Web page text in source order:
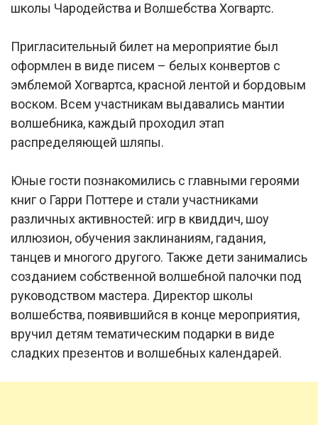
школы Чародейства и Волшебства Хогвартс.
Пригласительный билет на мероприятие был
оформлен в виде писем – белых конвертов с
эмблемой Хогвартса, красной лентой и бордовым
воском. Всем участникам выдавались мантии
волшебника, каждый проходил этап
распределяющей шляпы.
Юные гости познакомились с главными героями
книг о Гарри Поттере и стали участниками
различных активностей: игр в квиддич, шоу
иллюзион, обучения заклинаниям, гадания,
танцев и многого другого. Также дети занимались
созданием собственной волшебной палочки под
руководством мастера. Директор школы
волшебства, появившийся в конце мероприятия,
вручил детям тематическим подарки в виде
сладких презентов и волшебных календарей.